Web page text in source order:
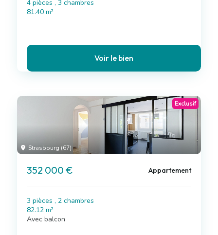
4 pièces , 3 chambres
81.40 m²
Voir le bien
Strasbourg (67)
Exclusif
352 000 € Appartement
3 pièces , 2 chambres
82.12 m²
Avec balcon